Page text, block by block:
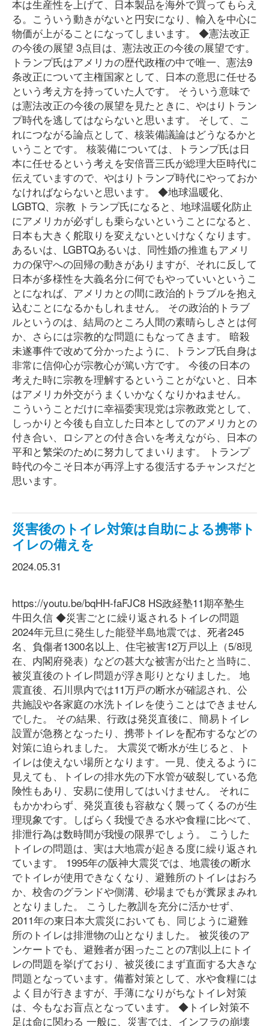
本は生産性を上げて、日本製品を海外で買ってもらえ
る。こういう動きがないと円安になり、輸入を中心に
物価が上がることになってしまいます。 ◆憲法改正
の今後の展望 3点目は、憲法改正の今後の展望です。
トランプ氏はアメリカの歴代政権の中で唯一、憲法9
条改正について主権国家として、日本の意思に任せる
という考え方を持っていた人です。 そういう意味で
は憲法改正の今後の展望を見たときに、やはりトラン
プ時代を逃してはならないと思います。 そして、こ
れにつながる論点として、核装備議論はどうなるかと
いうことです。 核装備については、トランプ氏は日
本に任せるという考えを安倍晋三氏が総理大臣時代に
伝えていますので、やはりトランプ時代にやっておか
なければならないと思います。 ◆地球温暖化、
LGBTQ、宗教 トランプ氏になると、地球温暖化防止
にアメリカが必ずしも乗らないということになると、
日本も大きく舵取りを変えないといけなくなります。
あるいは、LGBTQあるいは、同性婚の推進もアメリ
カの保守への回帰の動きがありますが、それに反して
日本が多様性を大義名分に何でもやっていいというこ
とになれば、アメリカとの間に政治的トラブルを抱え
込むことになるかもしれません。 その政治的トラブ
ルというのは、結局のところ人間の素晴らしさとは何
か、さらには宗教的な問題にもなってきます。 暗殺
未遂事件で改めて分かったように、トランプ氏自身は
非常に信仰心が宗教心が篤い方です。 今後の日本の
考えた時に宗教を理解するということがないと、日本
はアメリカ外交がうまくいかなくなりかねません。
こういうことだけに幸福委実現党は宗教政党として、
しっかりと今後も自立した日本としてのアメリカとの
付き合い、ロシアとの付き合いを考えながら、日本の
平和と繁栄のために努力してまいります。 トランプ
時代の今こそ日本が再浮上する復活するチャンスだと
思います。
災害後のトイレ対策は自助による携帯ト
イレの備えを
2024.05.31
https://youtu.be/bqHH-faFJC8 HS政経塾11期卒塾生
牛田久信 ◆災害ごとに繰り返されるトイレの問題
2024年元旦に発生した能登半島地震では、死者245
名、負傷者1300名以上、住宅被害12万戸以上（5/8現
在、内閣府発表）などの甚大な被害が出たと当時に、
被災直後のトイレ問題が浮き彫りとなりました。 地
震直後、石川県内では11万戸の断水が確認され、公
共施設や各家庭の水洗トイレを使うことはできません
でした。 その結果、行政は発災直後に、簡易トイレ
設置が急務となったり、携帯トイレを配布するなどの
対策に迫られました。 大震災で断水が生じると、ト
イレは使えない場所となります。一見、使えるように
見えても、トイレの排水先の下水管が破裂している危
険性もあり、安易に使用してはいけません。 それに
もかかわらず、発災直後も容赦なく襲ってくるのが生
理現象です。しばらく我慢できる水や食糧に比べて、
排泄行為は数時間が我慢の限界でしょう。 こうした
トイレの問題は、実は大地震が起きる度に繰り返され
ています。 1995年の阪神大震災では、地震後の断水
でトイレが使用できなくなり、避難所のトイレはおろ
か、校舎のグランドや側溝、砂場までもが糞尿まみれ
となりました。 こうした教訓を充分に活かせず、
2011年の東日本大震災においても、同じように避難
所のトイレは排泄物の山となりました。 被災後のア
ンケートでも、避難者が困ったことの7割以上にトイ
レの問題を挙げており、被災後にまず直面する大きな
問題となっています。備蓄対策として、水や食糧には
よく目が行きますが、手薄になりがちなトイレ対策
は、今もなお盲点となっています。 ◆トイレ対策不
足は命に関わる 一般に、災害では、インフラの崩壊